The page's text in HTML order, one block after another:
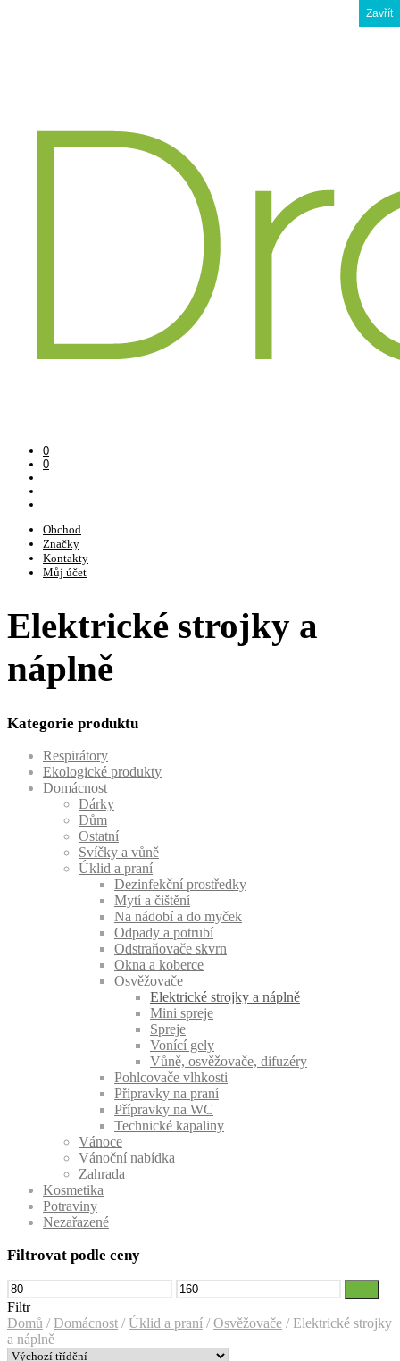
0
0
Obchod
Značky
Kontakty
Můj účet
Elektrické strojky a
náplně
Kategorie produktu
Respirátory
Ekologické produkty
Domácnost
Dárky
Dům
Ostatní
Svíčky a vůně
Úklid a praní
Dezinfekční prostředky
Mytí a čištění
Na nádobí a do myček
Odpady a potrubí
Odstraňovače skvrn
Okna a koberce
Osvěžovače
Elektrické strojky a náplně
Mini spreje
Spreje
Vonící gely
Vůně, osvěžovače, difuzéry
Pohlcovače vlhkosti
Přípravky na praní
Přípravky na WC
Technické kapaliny
Vánoce
Vánoční nabídka
Zahrada
Kosmetika
Potraviny
Nezařazené
Filtrovat podle ceny
Minimální
cena
Maximální
cena
Filtr
Domů / Domácnost / Úklid a praní / Osvěžovače /Elektrické strojky
a náplně
Zavřít